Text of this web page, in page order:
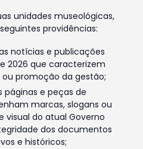
unidades museológicas,
providências:
notícias e publicações
2026 que caracterizem
promoção da gestão;
páginas e peças de
marcas, slogans ou
visual do atual Governo
dos documentos
e históricos;